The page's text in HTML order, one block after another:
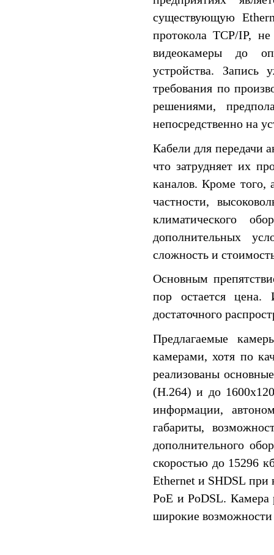
существующую
протокола TCP/IP,
видеокамеры до
устройства. Запись
требования по
решениями,
непосредственно на
Кабели для передачи
что затрудняет их
каналов. Кроме того,
частности,
климатического
дополнительных
сложность и
Основным
пор остается цена.
достаточного
Предлагаемые
камерами, хотя по
реализованы
(H.264) и до
информации,
габариты,
дополнительного
скоростью до 15296
Ethernet и SHDSL при
PoE и PoDSL. Камера
широкие возможности